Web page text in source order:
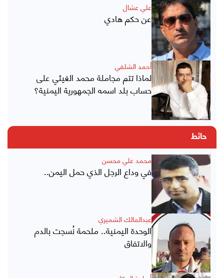
علي عشال
عن حكم هادي
أحمد الشلفي
لماذا تتم مجاملة محمد الغيثي على
حساب بلد اسمه الجمهورية اليمنية؟
حائط
محمد علي محسن
في وداع الرجل الذي حمل اليمن..
عبدالمالك الشميري
الوحدة اليمنية.. ملحمة نُسجت بالدم
والاتفاق